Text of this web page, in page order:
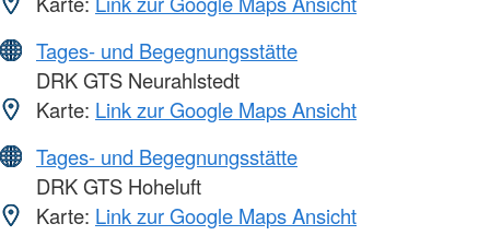
Tages- und Begegnungsstätte
DRK GTS Neurahlstedt
Karte: Link zur Google Maps Ansicht
Tages- und Begegnungsstätte
DRK GTS Hoheluft
Karte: Link zur Google Maps Ansicht